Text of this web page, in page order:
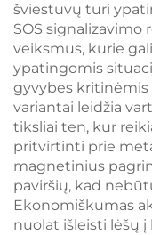
šviestuvų turi
SOS
veiksmus, kurie
ypatingomis
gyvybes
variantai leidžia
tiksliai ten, kur
pritvirtinti prie
magnetinius
paviršių, kad
Ekonomiškumas
nuolat išleisti lėšų į